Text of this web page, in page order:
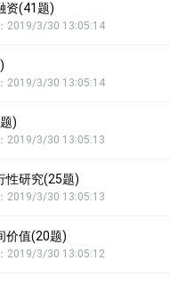
资(41题)
2019/3/30 13:05:14
2019/3/30 13:05:14
)
2019/3/30 13:05:13
性研究(25题)
2019/3/30 13:05:13
价值(20题)
2019/3/30 13:05:12